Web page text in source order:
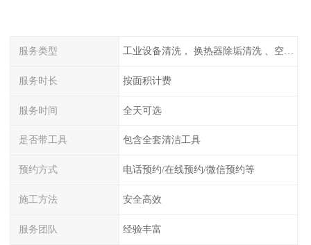
服务类型 工业设备清洗， 换热器除垢清洗 、空调清洗等
服务时长 按面积计费
服务时间 全天可选
是否带工具 包含全套清洁工具
预约方式 电话预约/在线预约/微信预约等
施工方法 安全高效
服务团队 经验丰富